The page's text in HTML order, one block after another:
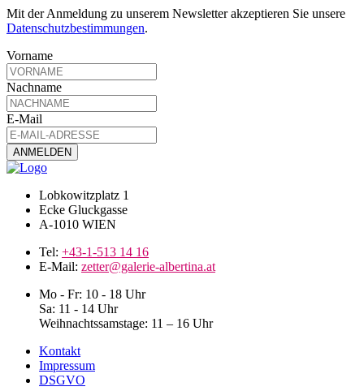
Mit der Anmeldung zu unserem Newsletter akzeptieren Sie unsere
Datenschutzbestimmungen.
Vorname
Nachname
E-Mail
Lobkowitzplatz 1
Ecke Gluckgasse
A-1010 WIEN
Tel: +43-1-513 14 16
E-Mail: zetter@galerie-albertina.at
Mo - Fr: 10 - 18 Uhr
Sa: 11 - 14 Uhr
Weihnachtssamstage: 11 – 16 Uhr
Kontakt
Impressum
DSGVO